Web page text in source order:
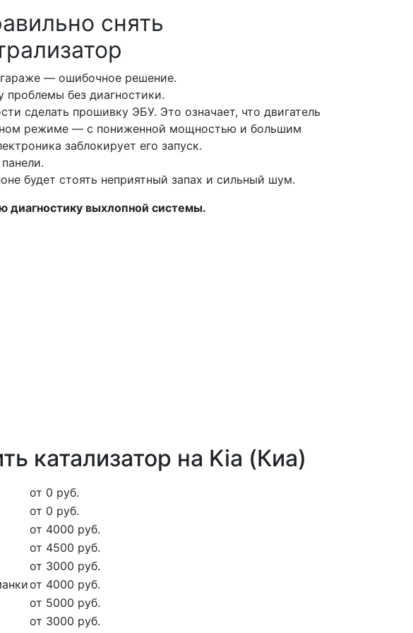
снять
гараже — ошибочное решение.
без диагностики.
сделать прошивку ЭБУ. Это означает, что двигатель
режиме — с пониженной мощностью и большим
заблокирует его запуск.
будет стоять неприятный запах и сильный шум.
диагностику выхлопной системы.
катализатор на Kia (Киа)
от 0 руб.
от 0 руб.
от 4000 руб.
от 4500 руб.
от 3000 руб.
от 4000 руб.
от 5000 руб.
от 3000 руб.